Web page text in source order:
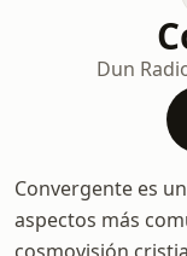
Dun
Convergente es
aspectos más